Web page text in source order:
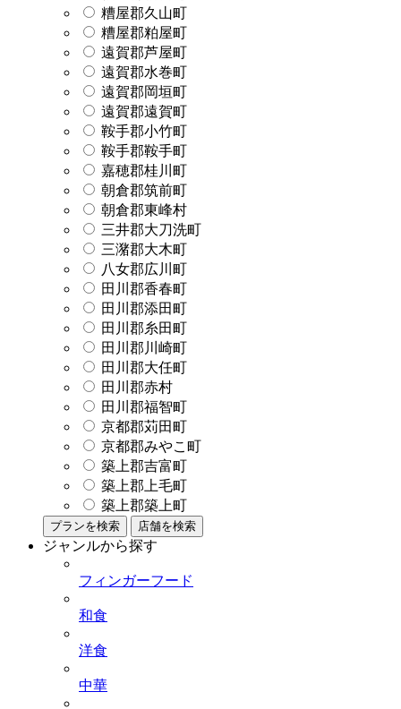
糟屋郡久山町
糟屋郡粕屋町
遠賀郡芦屋町
遠賀郡水巻町
遠賀郡岡垣町
遠賀郡遠賀町
鞍手郡小竹町
鞍手郡鞍手町
嘉穂郡桂川町
朝倉郡筑前町
朝倉郡東峰村
三井郡大刀洗町
三潴郡大木町
八女郡広川町
田川郡香春町
田川郡添田町
田川郡糸田町
田川郡川崎町
田川郡大任町
田川郡赤村
田川郡福智町
京都郡苅田町
京都郡みやこ町
築上郡吉富町
築上郡上毛町
築上郡築上町
プランを検索 店舗を検索
ジャンルから探す
フィンガーフード
和食
洋食
中華